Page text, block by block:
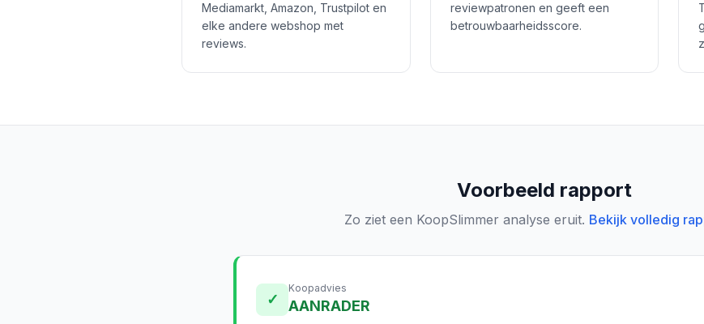
Mediamarkt, Amazon, Trustpilot en
elke andere webshop met
reviews.
reviewpatronen en geeft een
betrouwbaarheidsscore.
Voorbeeld rapport
Zo ziet een KoopSlimmer analyse eruit. Bekijk volledig
✓
Koopadvies
AANRADER